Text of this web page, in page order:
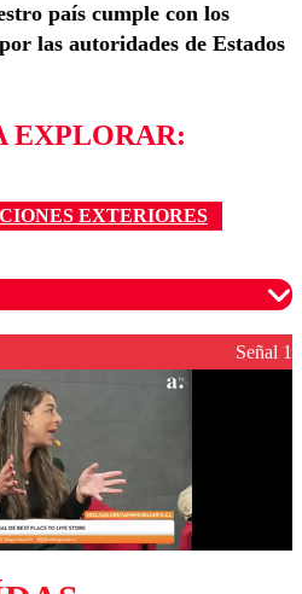
país cumple con los
las autoridades de Estados
EXPLORAR:
EXTERIORES
para garantizar un
respetuoso.
Señal 1